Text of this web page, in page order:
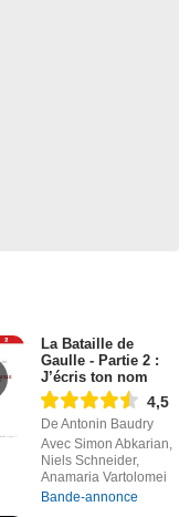
La Bataille de
Gaulle - Partie 2 :
J’écris ton nom
4,5
De Antonin Baudry
Avec Simon Abkarian,
Niels Schneider,
Anamaria Vartolomei
Bande-annonce